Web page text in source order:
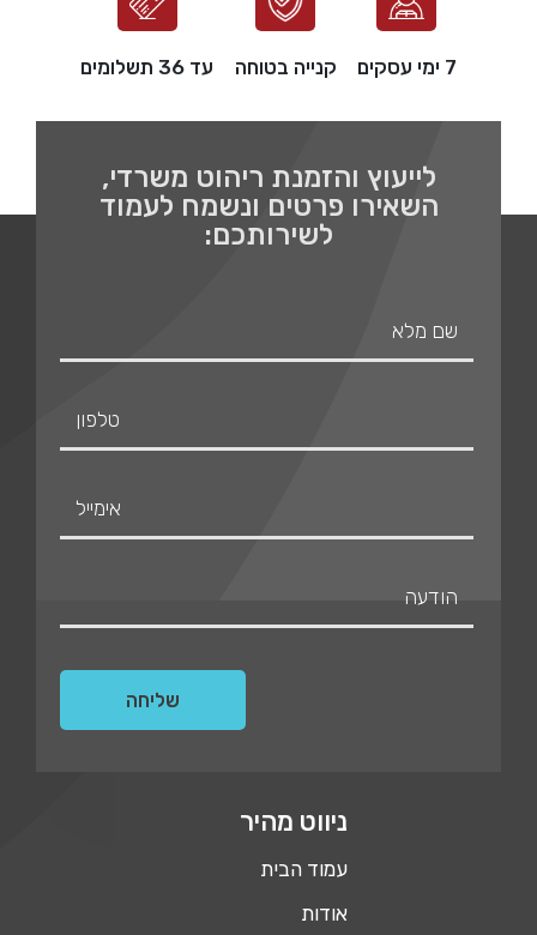
7 ימי עסקים קנייה בטוחה עד 36 תשלומים
לייעוץ והזמנת ריהוט משרדי,
השאירו פרטים ונשמח לעמוד
לשירותכם:
ניווט מהיר
עמוד הבית
אודות